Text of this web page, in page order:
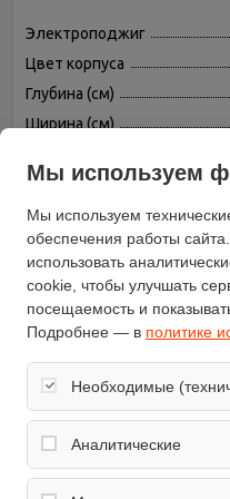
Электроподжиг
Цвет корпуса
Глубина (см)
Ширина (см)
Высота (см)
Таймер
Переключатели
Гриль
Объём (л)
Размораживание
Вертел
Дверца духовки
Подсветка камеры
Тип духовки
Мы используем
Мы используем
обеспечения работы
использовать
cookie, чтобы улучшать
посещаемость и
Подробнее — в политике
Необходимые
Обеспечивают корректную
заказа, корзина, вход в
Аналитические
Собирают обезличенную